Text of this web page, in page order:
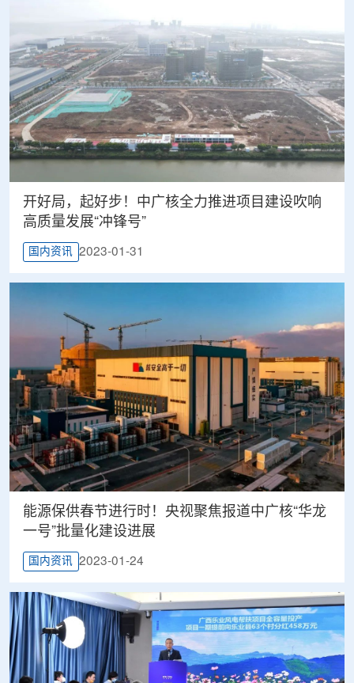
开好局，起好步！中广核全力推进项目建设吹响
高质量发展“冲锋号”
国内资讯 2023-01-31
能源保供春节进行时！央视聚焦报道中广核“华龙
一号”批量化建设进展
国内资讯 2023-01-24